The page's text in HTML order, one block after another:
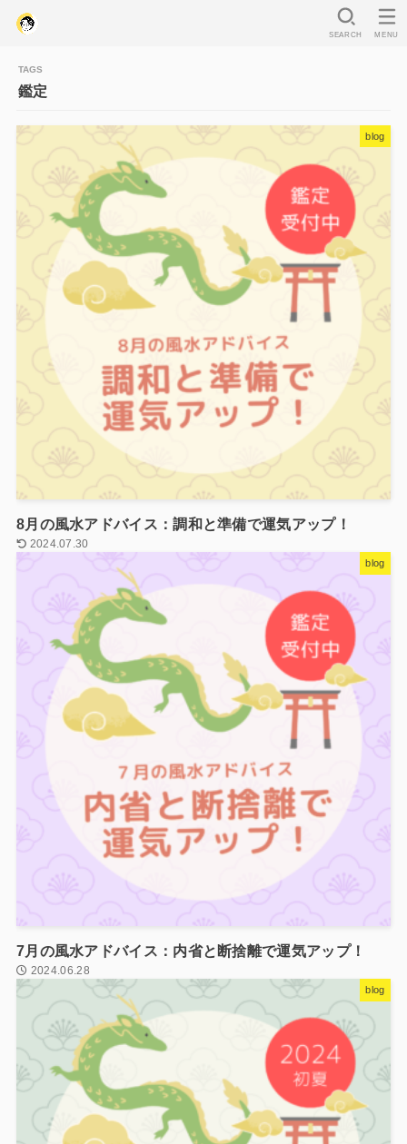
SEARCH MENU
鑑定
blog
8月の風水アドバイス：調和と準備で運気アップ！
2024.07.30
blog
7月の風水アドバイス：内省と断捨離で運気アップ！
2024.06.28
blog